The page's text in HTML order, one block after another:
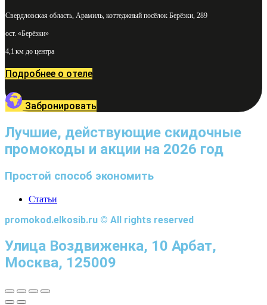
Свердловская область, Арамиль, коттеджный посёлок Берёзки, 289
ост. «Берёзки»
4,1 км до центра
Подробнее о отеле
Забронировать
Лучшие, действующие скидочные
промокоды и акции на 2026 год
Простой способ экономить
Статьи
promokod.elkosib.ru © All rights reserved
Улица Воздвиженка, 10 Арбат,
Москва, 125009